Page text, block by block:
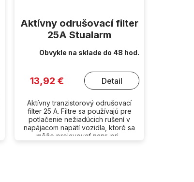
Aktívny odrušovací filter
25A Stualarm
Obvykle na sklade do 48 hod.
13,92 € Detail
Aktívny tranzistorový odrušovací
filter 25 A. Filtre sa používajú pre
potlačenie nežiadúcich rušení v
napájacom napätí vozidla, ktoré sa
môže prejavovať napr. pri...